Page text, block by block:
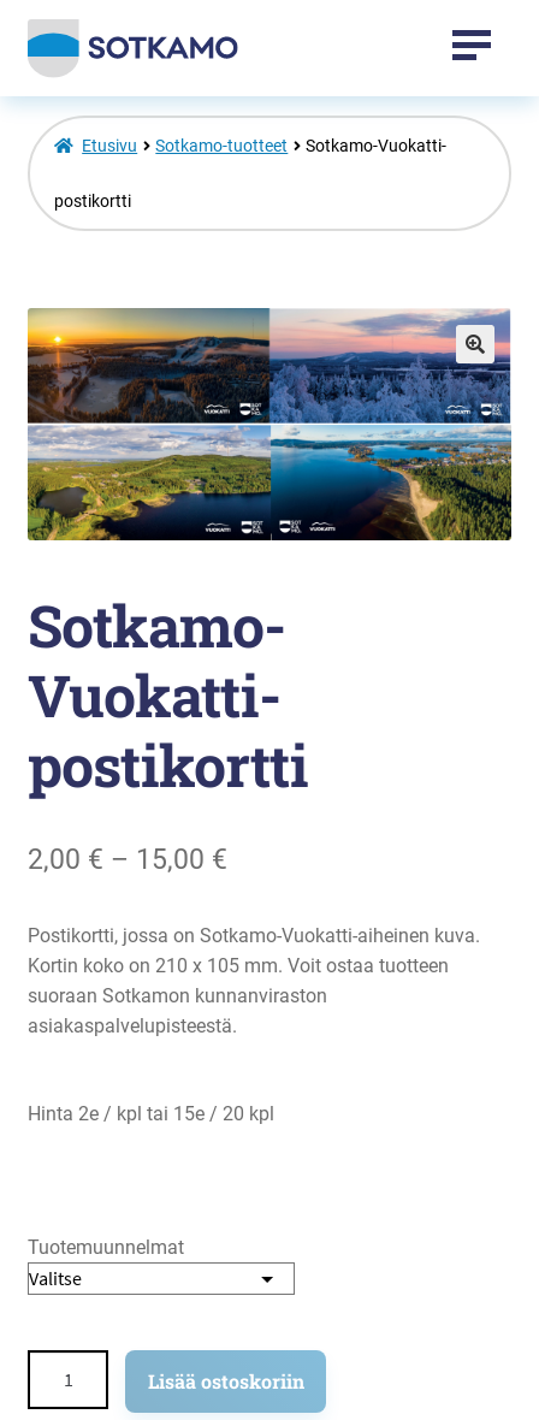
Tapahtumat
Sotkamo-tuotteet
Venepaikat
Laajenna
alemman
tason
valikko
Toripaikat
Kansalaisopisto
Arkistopalvelut
Vuokatti-Ruka urheiluakatemia
Etusivu Sotkamo-tuotteet Sotkamo-Vuokatti-
postikortti
🔍
Sotkamo-
Vuokatti-
postikortti
2,00 € – 15,00 €Hintaluokka:
–
15,00 €
Postikortti, jossa on Sotkamo-Vuokatti-aiheinen kuva.
Kortin koko on 210 x 105 mm. Voit ostaa tuotteen
suoraan Sotkamon kunnanviraston
asiakaspalvelupisteestä.
Hinta 2e / kpl tai 15e / 20 kpl
Tuotemuunnelmat
Vuokatti-
Lisää ostoskoriin